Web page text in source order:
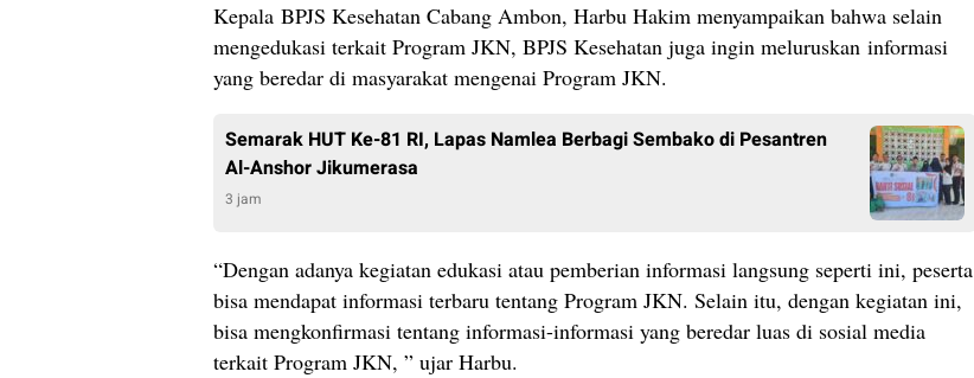
Kepala BPJS Kesehatan Cabang Ambon, Harbu Hakim menyampaikan bahwa selain
mengedukasi terkait Program JKN, BPJS Kesehatan juga ingin meluruskan informasi
yang beredar di masyarakat mengenai Program JKN.
Semarak HUT Ke-81 RI, Lapas Namlea Berbagi Sembako di Pesantren
Al-Anshor Jikumerasa
3 jam
“Dengan adanya kegiatan edukasi atau pemberian informasi langsung seperti ini, peserta
bisa mendapat informasi terbaru tentang Program JKN. Selain itu, dengan kegiatan ini,
bisa mengkonfirmasi tentang informasi-informasi yang beredar luas di sosial media
terkait Program JKN, ” ujar Harbu.